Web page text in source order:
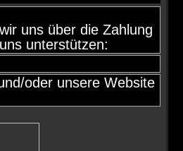
uns über die Zahlung
unterstützen:
oder unsere Website